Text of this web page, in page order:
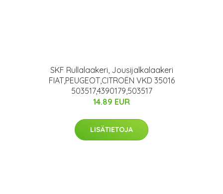
SKF Rullalaakeri, Jousijalkalaakeri
FIAT,PEUGEOT,CITROËN VKD 35016
503517,4390179,503517
14.89 EUR
LISÄTIETOJA